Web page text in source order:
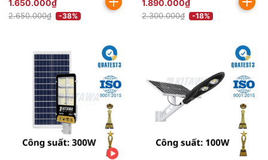
VAT)
1.650.000₫
2.650.000₫ -38%
1.890.000₫
2.300.000₫ -18%